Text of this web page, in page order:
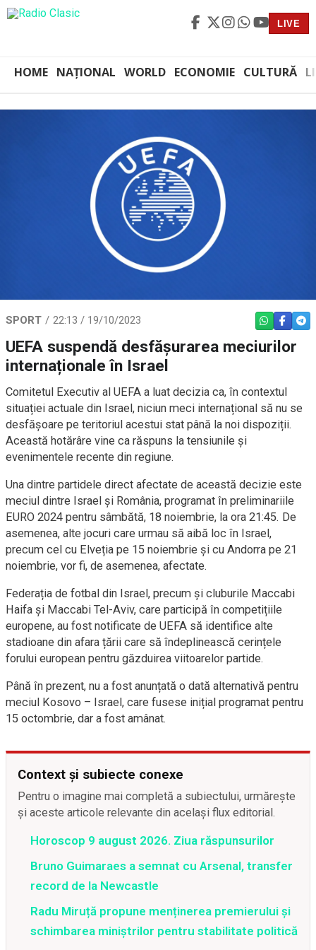
LIVE
HOME NAȚIONAL WORLD ECONOMIE CULTURĂ
SPORT 22:13 / 19/10/2023 WHATSAPP
UEFA suspendă desfășurarea meciurilor
internaționale în Israel
Comitetul Executiv al UEFA a luat decizia ca, în contextul
situației actuale din Israel, niciun meci internațional să nu se
desfășoare pe teritoriul acestui stat până la noi dispoziții.
Această hotărâre vine ca răspuns la tensiunile și
evenimentele recente din regiune.
Una dintre partidele direct afectate de această decizie este
meciul dintre Israel și România, programat în preliminariile
EURO 2024 pentru sâmbătă, 18 noiembrie, la ora 21:45. De
asemenea, alte jocuri care urmau să aibă loc în Israel,
precum cel cu Elveția pe 15 noiembrie și cu Andorra pe 21
noiembrie, vor fi, de asemenea, afectate.
Federația de fotbal din Israel, precum și cluburile Maccabi
Haifa și Maccabi Tel-Aviv, care participă în competițiile
europene, au fost notificate de UEFA să identifice alte
stadioane din afara țării care să îndeplinească cerințele
forului european pentru găzduirea viitoarelor partide.
Până în prezent, nu a fost anunțată o dată alternativă pentru
meciul Kosovo – Israel, care fusese inițial programat pentru
15 octombrie, dar a fost amânat.
Context și subiecte conexe
Pentru o imagine mai completă a subiectului, urmărește
și aceste articole relevante din același flux editorial.
Horoscop 9 august 2026. Ziua răspunsurilor
Bruno Guimaraes a semnat cu Arsenal, transfer
record de la Newcastle
Radu Miruță propune menținerea premierului și
schimbarea miniștrilor pentru stabilitate politică